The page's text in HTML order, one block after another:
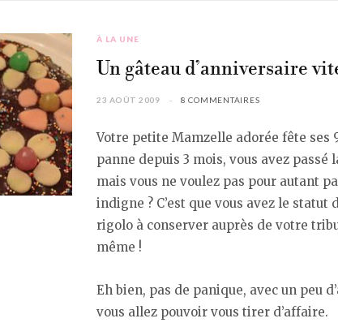
À LA UNE
Un gâteau d’anniversaire
23 AOÛT 2009 8 COMMENTAIRES
Votre petite Mamzelle adorée fête ses
panne depuis 3 mois, vous avez passé
mais vous ne voulez pas pour autant
indigne ? C’est que vous avez le statut
rigolo à conserver auprès de votre
même !
Eh bien, pas de panique, avec un peu
vous allez pouvoir vous tirer d’affaire.